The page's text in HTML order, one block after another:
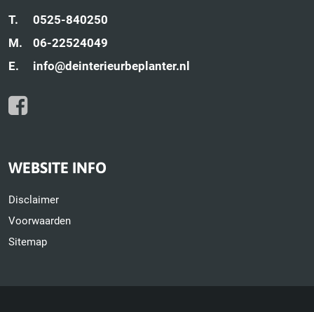
T.
0525-840250
M.
06-22524049
E.
info@deinterieurbeplanter.nl
WEBSITE INFO
Disclaimer
Voorwaarden
Sitemap